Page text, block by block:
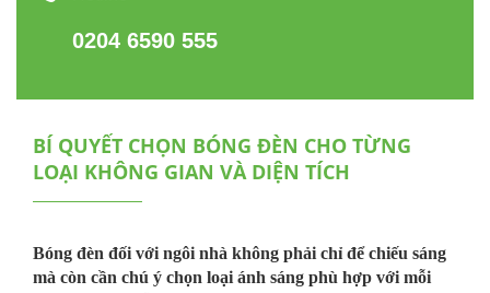
0204 6590 555
BÍ QUYẾT CHỌN BÓNG ĐÈN CHO TỪNG
LOẠI KHÔNG GIAN VÀ DIỆN TÍCH
Bóng đèn đối với ngôi nhà không phải chỉ để chiếu sáng
mà còn cần chú ý chọn loại ánh sáng phù hợp với mỗi